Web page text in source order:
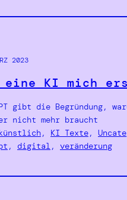
2023
eine KI mich
gibt die Begründung,
nicht mehr braucht
künstlich, KI Texte,
, digital , veränderung